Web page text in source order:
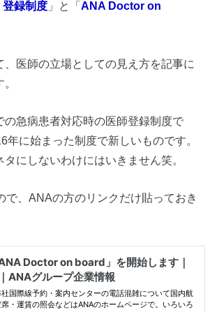
録制度 」と「ANA Doctor on
、医師の立場としての見え方を記事に
の急病患者対応時の医師登録制度で
年に始まった制度で新しいものです。
にしないわけにはいきません笑。
で、ANAの方のリンクだけ貼っておき